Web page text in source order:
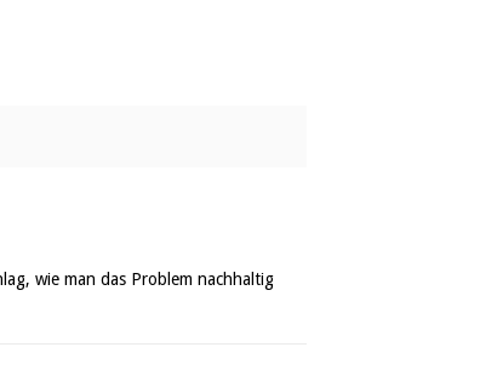
wie man das Problem nachhaltig